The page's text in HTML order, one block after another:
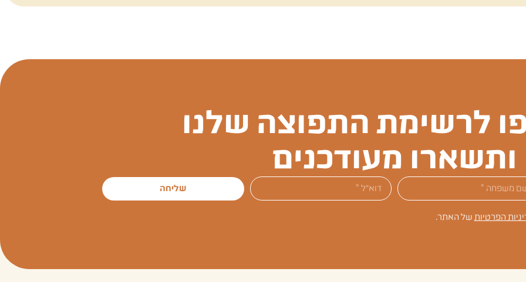
לרשימת התפוצה שלנו
ותשארו מעודכנים
הפרטיות של האתר.
שליחה